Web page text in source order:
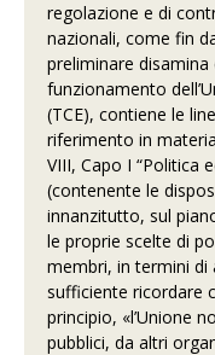
regolazione e di
nazionali, come fin
preliminare
funzionamento
(TCE), contiene le
riferimento in
VIII, Capo I “Politica
(contenente le
innanzitutto, sul
le proprie scelte di
membri, in termini di
sufficiente ricordare
principio, «l’Unione
pubblici, da altri